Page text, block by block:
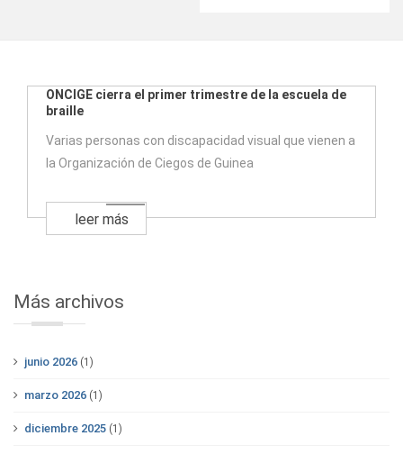
ONCIGE cierra el primer trimestre de la escuela de
braille
Varias personas con discapacidad visual que vienen a
la Organización de Ciegos de Guinea
leer más
Más archivos
junio 2026 (1)
marzo 2026 (1)
diciembre 2025 (1)